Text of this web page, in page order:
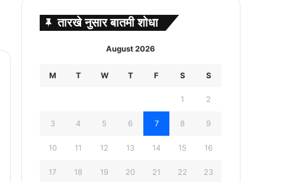
तारखे नुसार बातमी शोधा
August 2026
M T W T F S S
1 2
3 4 5 6 7 8 9
10 11 12 13 14 15 16
17 18 19 20 21 22 23